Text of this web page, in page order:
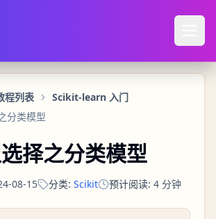
程列表
Scikit-learn 入门
分类模型
择之分类模型
08-15 分类: Scikit 预计阅读: 4 分钟